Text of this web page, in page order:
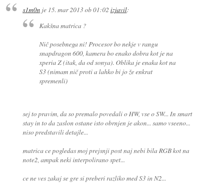
s1m0nje 15. mar 2013 ob 01:02 izjavil:
Kakšna matrica ?
Nič posebnega ni! Procesor bo nekje v rangu
snapdragon 600, kamera bo enako dobra kot je na
xperia Z (itak, da od sonya). Oblika je enaka kot na
S3 (nimam nič proti a lahko bi jo že enkrat
spremenli)
sej to pravim, da so premalo povedali o HW, vse o SW... In smart
stay in to da zaslon ostane isto obrnjen je akon... samo vseeno...
niso predstavili detajle...
matrica ce pogledas moj prejsnji post naj nebi bila RGB kot na
note2, ampak neki interpolirano spet...
ce ne ves zakaj se gre si preberi razliko med S3 in N2...